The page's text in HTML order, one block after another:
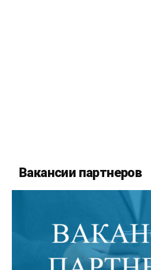
Вакансии партнеров